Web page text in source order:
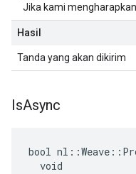
Jika kami
Hasil
Tanda yang akan dikirim
IsAsync
bool
  void